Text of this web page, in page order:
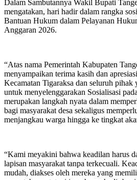
Dalam Sambutannya Wakil Bupati
mengatakan, hari hadir dalam rangka
Bantuan Hukum dalam Pelayanan
Anggaran 2026.
“Atas nama Pemerintah Kabupaten
menyampaikan terima kasih dan
Kecamatan Tigaraksa dan seluruh pihak
untuk menyelenggarakan Sosialisasi
merupakan langkah nyata dalam
bagi masyarakat desa sekaligus
menjangkau warga hingga ke tingkat
“Kami meyakini bahwa keadilan harus
lapisan masyarakat tanpa terkecuali.
mudah, diakses oleh mereka yang